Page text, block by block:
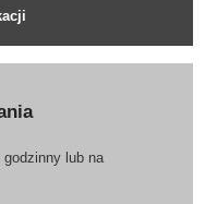
lub na